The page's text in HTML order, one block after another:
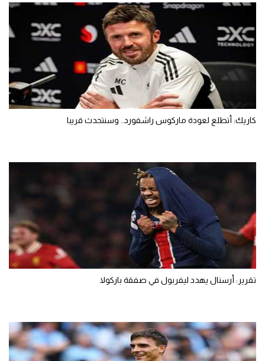
كاريك: أتطلع لعودة ماركوس راشفورد.. وسنتحدث قريبا
تقرير: أرسنال يهدد ليفربول في صفقة باركولا